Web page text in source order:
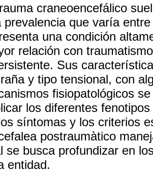
craneoencefálico
prevalencia que varía
una condición
relación con
Sus
y tipo tensional, con
fisiopatológicos
los diferentes
síntomas y los criterios
postraumàtico
se busca profundizar en
entidad.